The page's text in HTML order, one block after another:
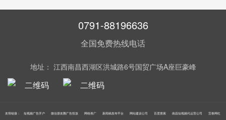
理，搜索引擎营销，关键词优化，网站建设，SEO网站优
化，SEM竞价优化，小程序制作，网络推广，网络营销，
设计，LOGO设计，口碑优化，品牌形象设计，获客推广，
网站定制，APP开发，软件制作，网络公关，网站推广，海
告等等业务！在江西更多人选择南昌莫非传媒！
0791-88196636
全国免费热线电话
地址： 江西南昌西湖区洪城路6号国贸广场A座巨豪峰
友情链接： 短视频广告开户 微信朋友圈广告投放 网络推广 新闻稿发布平台 网站建设公司 百度搜索 南昌短视频代运营公司 宜春网红